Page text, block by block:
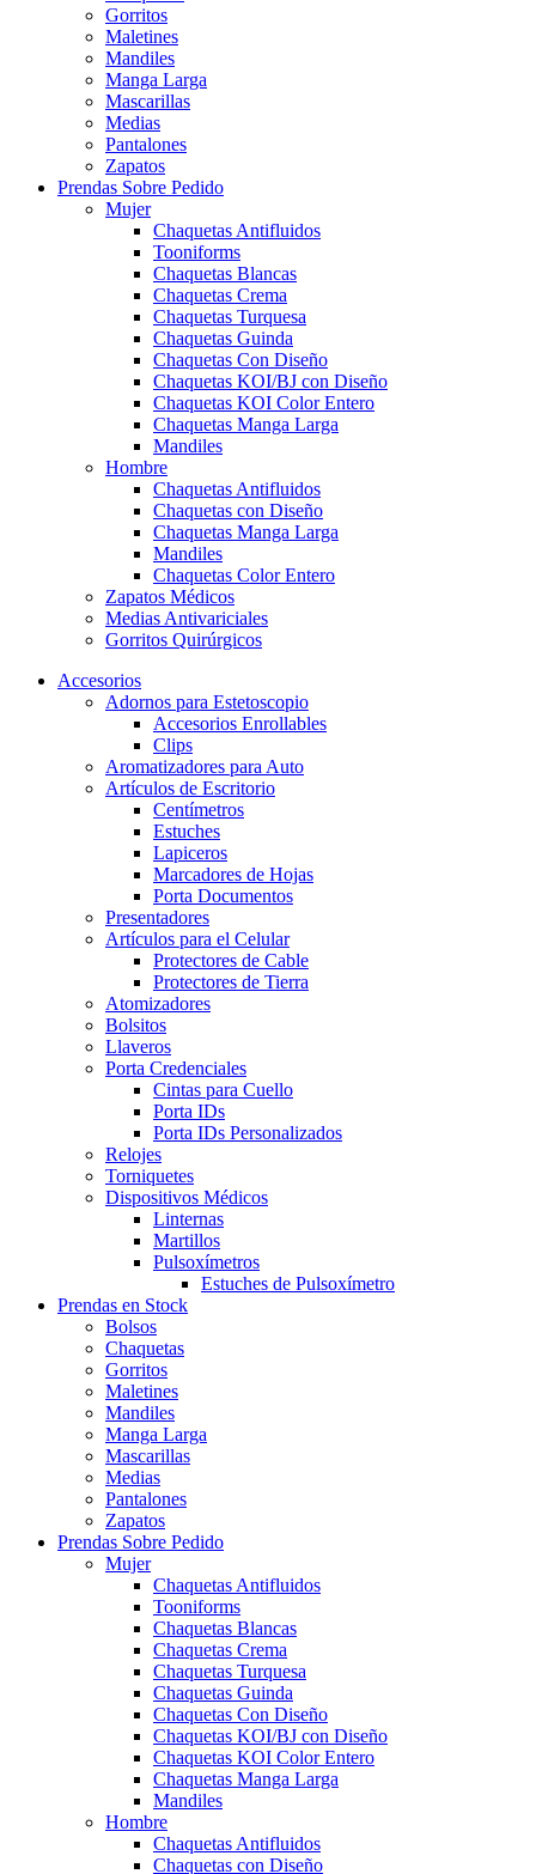
Gorritos
Maletines
Mandiles
Manga Larga
Mascarillas
Medias
Pantalones
Zapatos
Prendas Sobre Pedido
Mujer
Chaquetas Antifluidos
Tooniforms
Chaquetas Blancas
Chaquetas Crema
Chaquetas Turquesa
Chaquetas Guinda
Chaquetas Con Diseño
Chaquetas KOI/BJ con Diseño
Chaquetas KOI Color Entero
Chaquetas Manga Larga
Mandiles
Hombre
Chaquetas Antifluidos
Chaquetas con Diseño
Chaquetas Manga Larga
Mandiles
Chaquetas Color Entero
Zapatos Médicos
Medias Antivariciales
Gorritos Quirúrgicos
Accesorios
Adornos para Estetoscopio
Accesorios Enrollables
Clips
Aromatizadores para Auto
Artículos de Escritorio
Centímetros
Estuches
Lapiceros
Marcadores de Hojas
Porta Documentos
Presentadores
Artículos para el Celular
Protectores de Cable
Protectores de Tierra
Atomizadores
Bolsitos
Llaveros
Porta Credenciales
Cintas para Cuello
Porta IDs
Porta IDs Personalizados
Relojes
Torniquetes
Dispositivos Médicos
Linternas
Martillos
Pulsoxímetros
Estuches de Pulsoxímetro
Prendas en Stock
Bolsos
Chaquetas
Gorritos
Maletines
Mandiles
Manga Larga
Mascarillas
Medias
Pantalones
Zapatos
Prendas Sobre Pedido
Mujer
Chaquetas Antifluidos
Tooniforms
Chaquetas Blancas
Chaquetas Crema
Chaquetas Turquesa
Chaquetas Guinda
Chaquetas Con Diseño
Chaquetas KOI/BJ con Diseño
Chaquetas KOI Color Entero
Chaquetas Manga Larga
Mandiles
Hombre
Chaquetas Antifluidos
Chaquetas con Diseño